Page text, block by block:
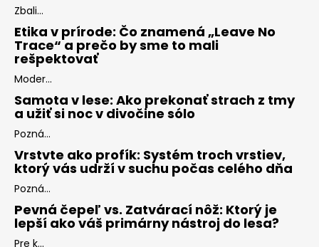
Zbali...
Etika v prírode: Čo znamená „Leave No
Trace“ a prečo by sme to mali
rešpektovať
Moder...
Samota v lese: Ako prekonať strach z tmy
a užiť si noc v divočine sólo
Pozná...
Vrstvte ako profík: Systém troch vrstiev,
ktorý vás udrží v suchu počas celého dňa
Pozná...
Pevná čepeľ vs. Zatvárací nôž: Ktorý je
lepší ako váš primárny nástroj do lesa?
Pre k...